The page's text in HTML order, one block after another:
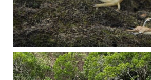
4月に入り、新人教育の為カヤックから落ちた際の救助の実技練習の風景です。 一人前の